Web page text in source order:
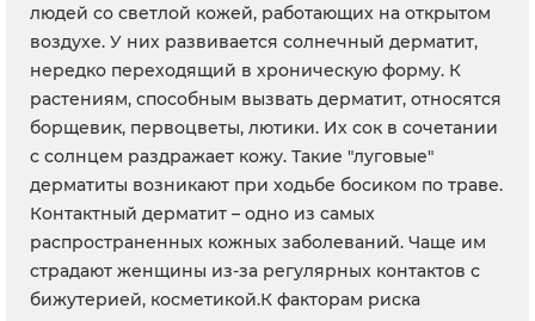
людей со светлой кожей, работающих на открытом
воздухе. У них развивается солнечный дерматит,
нередко переходящий в хроническую форму. К
растениям, способным вызвать дерматит, относятся
борщевик, первоцветы, лютики. Их сок в сочетании
с солнцем раздражает кожу. Такие "луговые"
дерматиты возникают при ходьбе босиком по траве.
Контактный дерматит – одно из самых
распространенных кожных заболеваний. Чаще им
страдают женщины из-за регулярных контактов с
бижутерией, косметикой.К факторам риска